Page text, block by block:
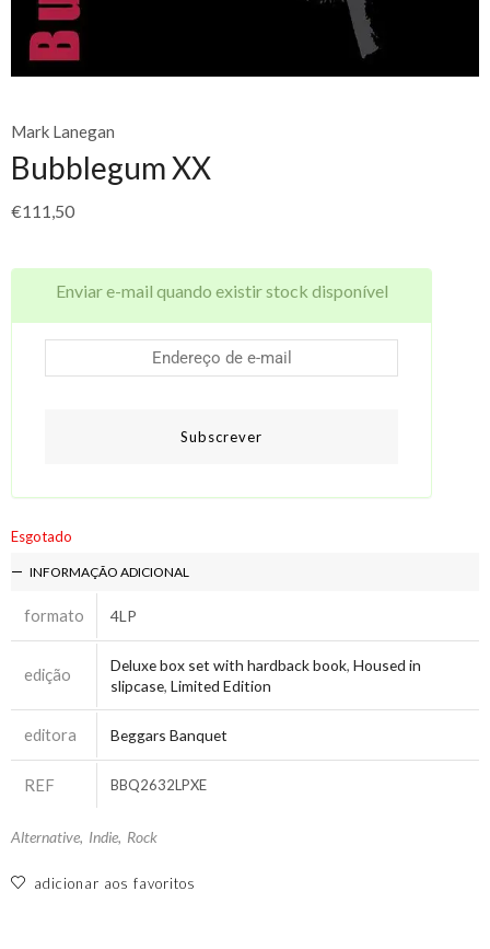
Mark Lanegan
Bubblegum XX
€111,50
Enviar e-mail quando existir stock disponível
Subscrever
Esgotado
INFORMAÇÃO ADICIONAL
formato 4LP
edição Deluxe box set with hardback book, Housed in
slipcase, Limited Edition
editora Beggars Banquet
REF BBQ2632LPXE
Alternative, Indie, Rock
adicionar aos favoritos